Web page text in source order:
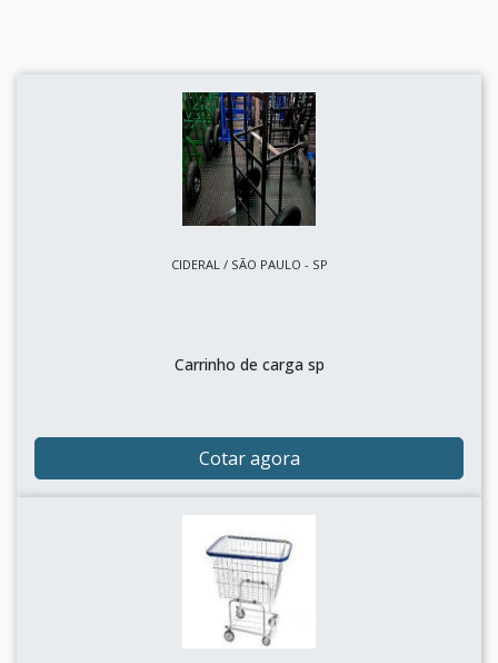
CIDERAL / SÃO PAULO - SP
Carrinho de carga sp
Cotar agora